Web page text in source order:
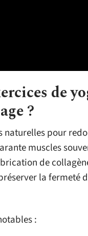
de
?
naturelles pour
muscles
de
la fermeté
: